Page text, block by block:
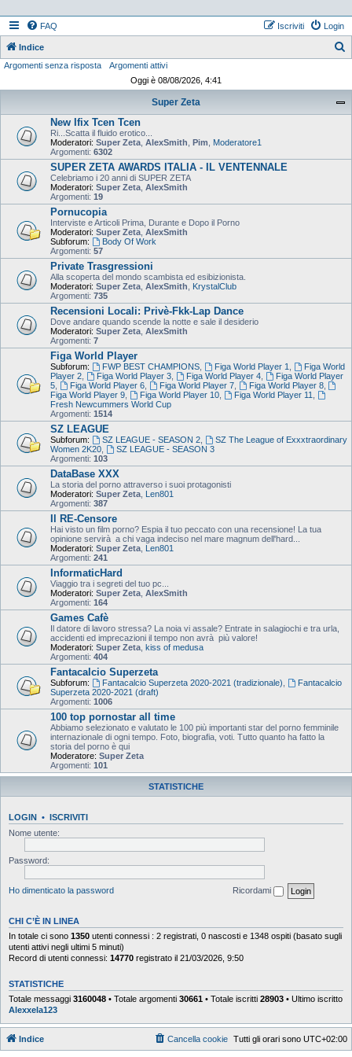
FAQ Login
Iscriviti
Indice
Argomenti senza risposta
Argomenti attivi
Oggi è 08/08/2026, 4:41
Super Zeta
New Ifix Tcen Tcen
Ri...Scatta il fluido erotico...
Moderatori: Super Zeta AlexSmith Pim
Moderatore1
Argomenti: 6302
SUPER ZETA AWARDS ITALIA - IL VENTENNALE
Celebriamo i 20 anni di SUPER ZETA
Moderatori: Super Zeta AlexSmith
Argomenti: 19
Pornucopia
Interviste e Articoli Prima, Durante e Dopo il Porno
Moderatori: Super Zeta AlexSmith
Subforum:
Body Of Work
Argomenti: 57
Private Trasgressioni
Alla scoperta del mondo scambista ed esibizionista.
Moderatori: Super Zeta AlexSmith
KrystalClub
Argomenti: 735
Recensioni Locali: Privè-Fkk-Lap Dance
Dove andare quando scende la notte e sale il desiderio
Moderatori: Super Zeta AlexSmith
Argomenti: 7
Figa World Player
Subforum: FWP BEST CHAMPIONS, Figa World Player 1
Figa World
Player 2
Figa World Player 3, Figa World Player 4,
Figa World Player
5
Figa World Player 6, Figa World Player 7, Figa World Player 8,
Figa World Player 9
Figa World Player 10, Figa World Player 11
Fresh Newcummers World Cup
Argomenti: 1514
SZ LEAGUE
Subforum: SZ LEAGUE - SEASON 2,
SZ The League of Exxxtraordinary
Women 2K20
SZ LEAGUE - SEASON 3
Argomenti: 103
DataBase XXX
La storia del porno attraverso i suoi protagonisti
Moderatori: Super Zeta Len801
Argomenti: 387
Il RE-Censore
Hai visto un film porno? Espia il tuo peccato con una recensione! La tua
opinione servirà a chi vaga indeciso nel mare magnum dell'hard...
Moderatori: Super Zeta Len801
Argomenti: 241
InformaticHard
Viaggio tra i segreti del tuo pc...
Moderatori: Super Zeta AlexSmith
Argomenti: 164
Games Cafè
Il datore di lavoro stressa? La noia vi assale? Entrate in salagiochi e tra urla,
accidenti ed imprecazioni il tempo non avrà più valore!
Moderatori: Super Zeta kiss of medusa
Argomenti: 404
Fantacalcio Superzeta
Subforum: Fantacalcio Superzeta 2020-2021 (tradizionale)
Fantacalcio
Superzeta 2020-2021 (draft)
Argomenti: 1006
100 top pornostar all time
Abbiamo selezionato e valutato le 100 più importanti star del porno femminile
internazionale di ogni tempo. Foto, biografia, voti. Tutto quanto ha fatto la
storia del porno è qui
Moderatore: Super Zeta
Argomenti: 101
STATISTICHE
LOGIN • ISCRIVITI
Nome utente:
Password:
Ho dimenticato la password Ricordami
CHI C’È IN LINEA
In totale ci sono 1350 utenti connessi : 2 registrati, 0 nascosti e 1348 ospiti (basato sugli
utenti attivi negli ultimi 5 minuti)
Record di utenti connessi: 14770 registrato il 21/03/2026, 9:50
STATISTICHE
Totale messaggi 3160048 • Totale argomenti 30661 • Totale iscritti 28903 • Ultimo iscritto
Alexxela123
Indice Tutti gli orari sono UTC+02:00
Cancella cookie